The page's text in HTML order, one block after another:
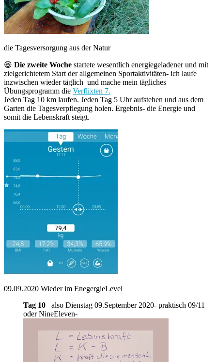
die Tagesversorgung aus der Natur
😆 Die zweite Woche startete wesentlich energiegeladener und mit
zielgerichtetem Start der allgemeinen Sportaktivitäten- ich laufe
inzwischen wieder täglich und mache mein tägliches
Übungsprogramm die Verflixten 7.
Jeden Tag 10 km laufen. Jeden Tag 5 Uhr aufstehen und aus dem
Garten die Tagesverpflegung holen. Ergebnis- die Energie und
somit die Lebenskraft steigt.
09.09.2020 Wieder im EnegergieLevel
Tag 10– also Dienstag 09.September 2020- praktisch 09/11
oder NineEleven-